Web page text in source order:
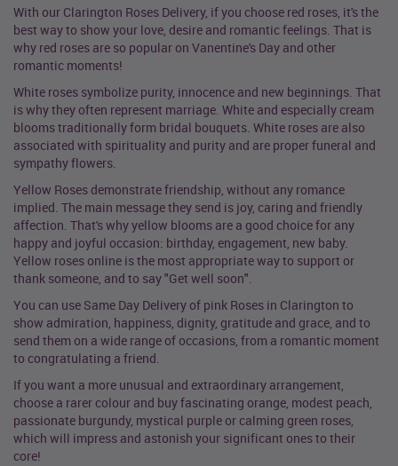
With our Clarington Roses Delivery, if you choose red roses, it's the
best way to show your love, desire and romantic feelings. That is
why red roses are so popular on Vanentine's Day and other
romantic moments!
White roses symbolize purity, innocence and new beginnings. That
is why they often represent marriage. White and especially cream
blooms traditionally form bridal bouquets. White roses are also
associated with spirituality and purity and are proper funeral and
sympathy flowers.
Yellow Roses demonstrate friendship, without any romance
implied. The main message they send is joy, caring and friendly
affection. That's why yellow blooms are a good choice for any
happy and joyful occasion: birthday, engagement, new baby.
Yellow roses online is the most appropriate way to support or
thank someone, and to say "Get well soon".
You can use Same Day Delivery of pink Roses in Clarington to
show admiration, happiness, dignity, gratitude and grace, and to
send them on a wide range of occasions, from a romantic moment
to congratulating a friend.
If you want a more unusual and extraordinary arrangement,
choose a rarer colour and buy fascinating orange, modest peach,
passionate burgundy, mystical purple or calming green roses,
which will impress and astonish your significant ones to their
core!